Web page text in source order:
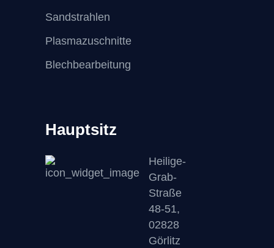
Sandstrahlen
Plasmazuschnitte
Blechbearbeitung
Hauptsitz
Heilige-
Grab-
Straße
48-51,
02828
Görlitz